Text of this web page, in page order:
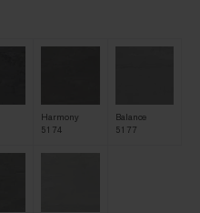
Harmony
5174
Balance
5177